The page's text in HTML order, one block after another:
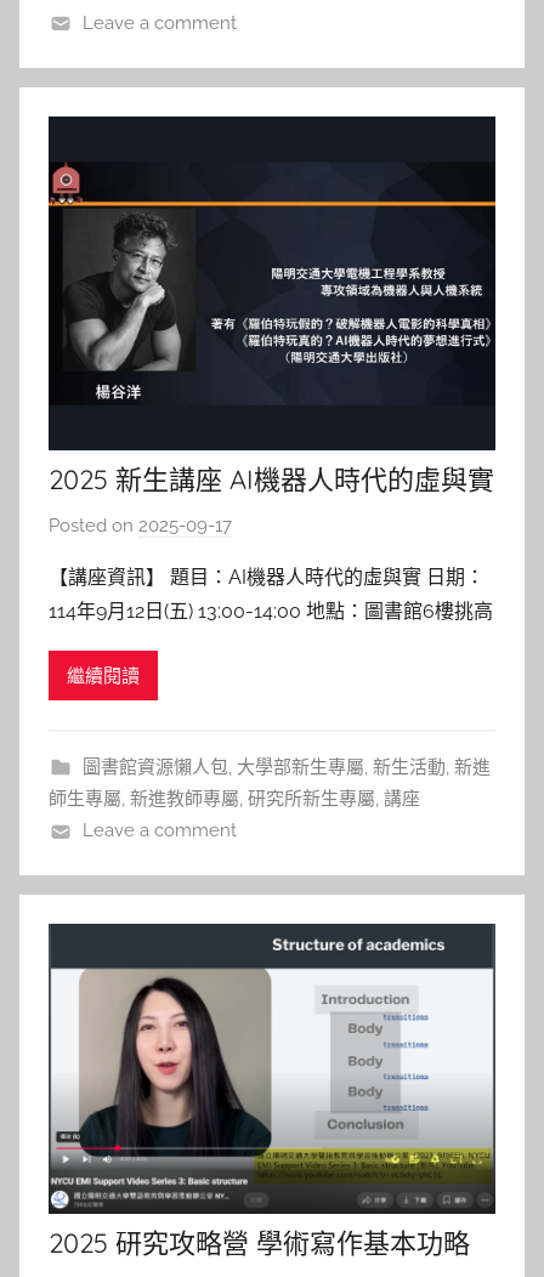
Leave a comment
2025 新生講座 AI機器人時代的虛與實
Posted on 2025-09-17
c
h
【講座資訊】 題目：AI機器人時代的虛與實 日期：
114年9月12日(五) 13:00-14:00 地點：圖書館6樓挑高
中庭區 講者：楊谷洋 教授 陽明交通大學電控系 【講
座紀實】 機器人科技與人性的界線 這場講座一開始
繼續閱讀
圖書館資源懶人包, 大學部新生專屬, 新生活動, 新進
師生專屬, 新進教師專屬, 研究所新生專屬, 講座
Leave a comment
2025 研究攻略營 學術寫作基本功略